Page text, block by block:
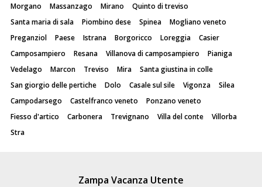
Morgano
Massanzago Mirano
Quinto di treviso
Santa maria di sala
Piombino dese Spinea
Mogliano veneto
Preganziol
Paese Istrana Borgoricco Loreggia
Casier
Camposampiero
Resana Villanova di camposampiero
Pianiga
Vedelago
Marcon Treviso Mira
Santa giustina in colle
San giorgio delle pertiche
Dolo Casale sul sile Vigonza
Silea
Campodarsego
Castelfranco veneto
Ponzano veneto
Fiesso d'artico
Carbonera Trevignano Villa del conte
Villorba
Stra
Zampa Vacanza Utente